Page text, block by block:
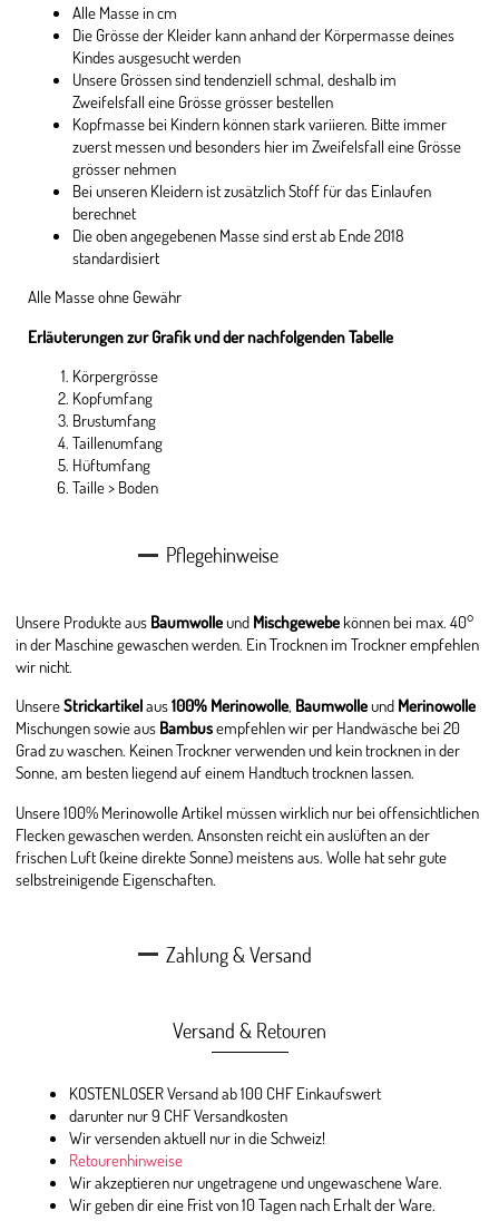
Alle Masse in cm
Die Grösse der Kleider kann anhand der Körpermasse deines
Kindes ausgesucht werden
Unsere Grössen sind tendenziell schmal, deshalb im
Zweifelsfall eine Grösse grösser bestellen
Kopfmasse bei Kindern können stark variieren. Bitte immer
zuerst messen und besonders hier im Zweifelsfall eine Grösse
grösser nehmen
Bei unseren Kleidern ist zusätzlich Stoff für das Einlaufen
berechnet
Die oben angegebenen Masse sind erst ab Ende 2018
standardisiert
Alle Masse ohne Gewähr
Erläuterungen zur Grafik und der nachfolgenden Tabelle
Körpergrösse
Kopfumfang
Brustumfang
Taillenumfang
Hüftumfang
Taille > Boden
Pflegehinweise
Unsere Produkte aus Baumwolleund Mischgewebe können bei max. 40°
in der Maschine gewaschen werden. Ein Trocknen im Trockner empfehlen
wir nicht.
UnsereStrickartikelaus100% Merinowolle, Baumwolleund Merinowolle
Mischungen sowie aus Bambusempfehlen wir per Handwäsche bei 20
Grad zu waschen. Keinen Trockner verwenden und kein trocknen in der
Sonne, am besten liegend auf einem Handtuch trocknen lassen.
Unsere 100% Merinowolle Artikel müssen wirklich nur bei offensichtlichen
Flecken gewaschen werden. Ansonsten reicht ein auslüften an der
frischen Luft (keine direkte Sonne) meistens aus. Wolle hat sehr gute
selbstreinigende Eigenschaften.
Zahlung & Versand
Versand & Retouren
KOSTENLOSER Versand ab 100 CHF Einkaufswert
darunter nur 9 CHF Versandkosten
Wir versenden aktuell nur in die Schweiz!
Retourenhinweise
Wir akzeptieren nur ungetragene und ungewaschene Ware.
Wir geben dir eine Frist von 10 Tagen nach Erhalt der Ware.